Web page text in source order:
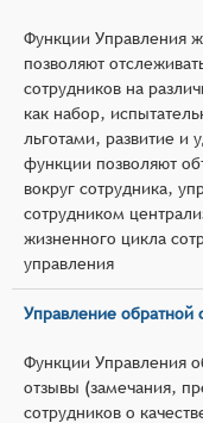
Функции Управления
позволяют
сотрудников на
как набор,
льготами, развитие и
функции позволяют
вокруг сотрудника,
сотрудником
жизненного цикла
управления
Управление обратной
Функции Управления
отзывы (замечания,
сотрудников о